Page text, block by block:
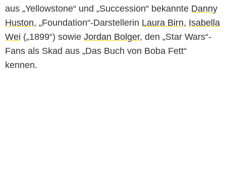
aus „Yellowstone“ und „Succession“ bekannte Danny
Huston, „Foundation“-Darstellerin Laura Birn, Isabella
Wei („1899“) sowie Jordan Bolger, den „Star Wars“-
Fans als Skad aus „Das Buch von Boba Fett“
kennen.